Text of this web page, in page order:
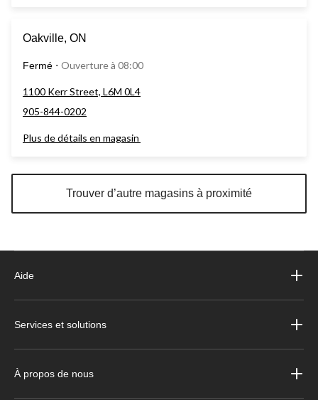
Oakville, ON
Fermé ⋅ Ouverture à 08:00
1100 Kerr Street, L6M 0L4
905-844-0202
Plus de détails en magasin
Trouver d’autre magasins à proximité
Aide
Services et solutions
À propos de nous